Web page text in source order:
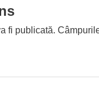
fi publicată.